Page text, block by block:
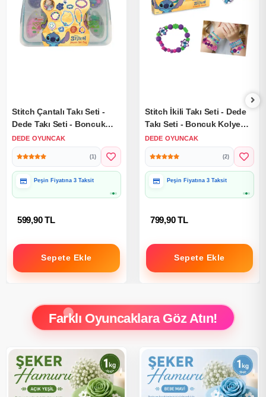
Stitch Çantalı Takı Seti -
Dede Takı Seti - Boncuk
Kolye Seti - Stitch Takı Seti
DEDE OYUNCAK
(1)
Hediye Paketine Uygun
599,90 TL
Sepete Ekle
Stitch İkili Takı Seti - Dede
Takı Seti - Boncuk Kolye
Seti - Disney Stitch Takı
Seti Bilezik Kolye Seti
DEDE OYUNCAK
(2)
Hediye Paketine Uygun
799,90 TL
Sepete Ekle
Farklı Oyuncaklara Göz Atın!